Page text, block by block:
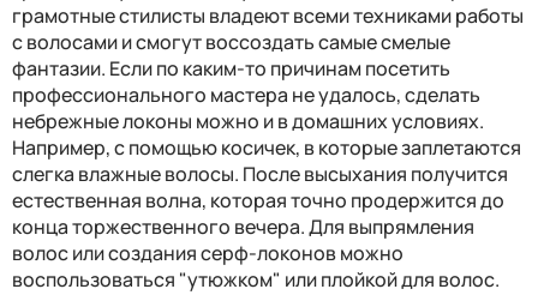
грамотные стилисты владеют всеми техниками работы
с волосами и смогут воссоздать самые смелые
фантазии. Если по каким-то причинам посетить
профессионального мастера не удалось, сделать
небрежные локоны можно и в домашних условиях.
Например, с помощью косичек, в которые заплетаются
слегка влажные волосы. После высыхания получится
естественная волна, которая точно продержится до
конца торжественного вечера. Для выпрямления
волос или создания серф-локонов можно
воспользоваться "утюжком" или плойкой для волос.